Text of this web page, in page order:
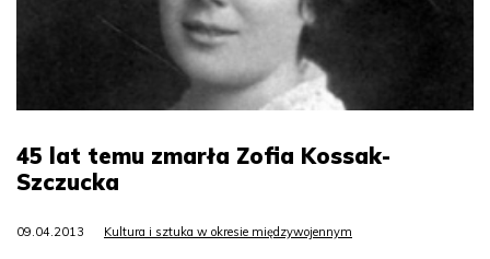
45 lat temu zmarła Zofia Kossak-
Szczucka
09.04.2013 Kultura i sztuka w okresie międzywojennym